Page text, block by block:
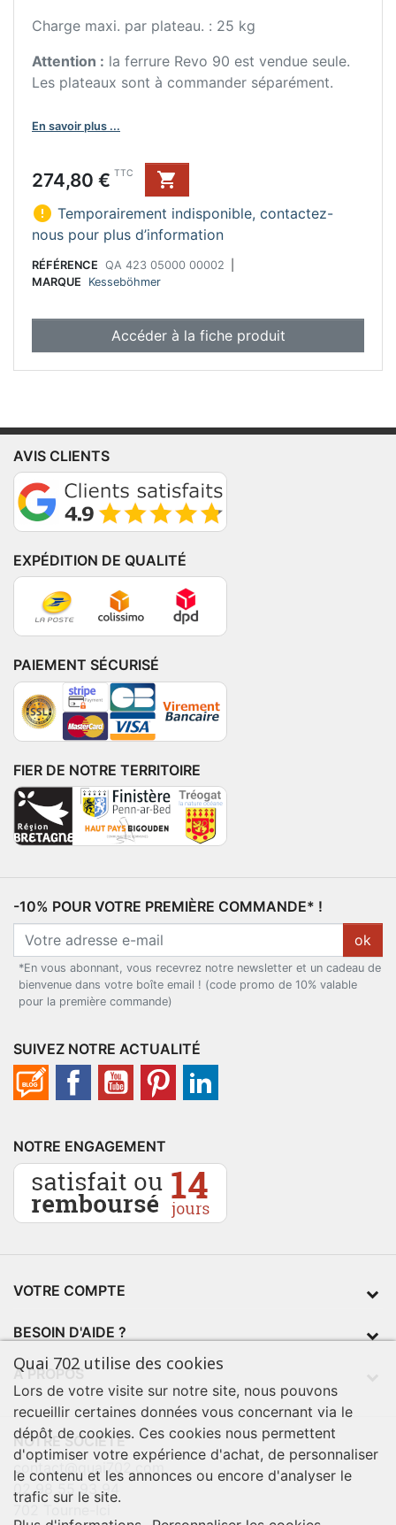
Charge maxi. par plateau. : 25 kg
Attention : la ferrure Revo 90 est vendue seule.
Les plateaux sont à commander séparément.
En savoir plus ...
Prix
274,80 € TTC

 Temporairement indisponible, contactez-
nous pour plus d’information
RÉFÉRENCE QA 423 05000 00002
MARQUE
Kesseböhmer
Accéder à la fiche produit
AVIS CLIENTS
EXPÉDITION DE QUALITÉ
PAIEMENT SÉCURISÉ
FIER DE NOTRE TERRITOIRE
-10% POUR VOTRE PREMIÈRE COMMANDE* !
ok
*En vous abonnant, vous recevrez notre newsletter et un cadeau de
bienvenue dans votre boîte email ! (code promo de 10% valable
pour la première commande)
SUIVEZ NOTRE ACTUALITÉ
NOTRE ENGAGEMENT
VOTRE COMPTE
BESOIN D'AIDE ?
À PROPOS
NOTRE SOCIÉTÉ
contact@quai702.com
02 98 55 93 94
Quai 702 utilise des cookies
Lors de votre visite sur notre site, nous pouvons
recueillir certaines données vous concernant via le
dépôt de cookies. Ces cookies nous permettent
d'optimiser votre expérience d'achat, de personnaliser
le contenu et les annonces ou encore d'analyser le
trafic sur le site.